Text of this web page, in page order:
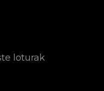
loturak